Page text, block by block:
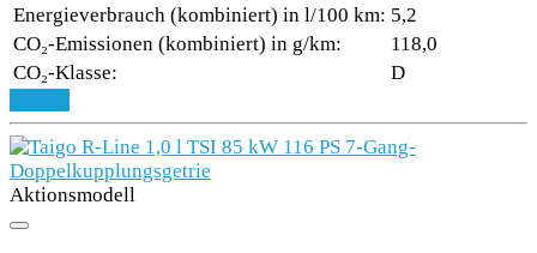
Energieverbrauch (kombiniert) in l/100 km: 5,2
CO₂-Emissionen (kombiniert) in g/km:
118,0
CO₂-Klasse:
D
Aktionsmodell